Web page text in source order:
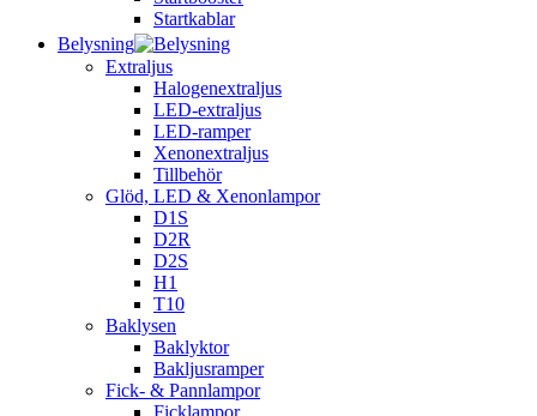
Startkablar
Belysning
Extraljus
Halogenextraljus
LED-extraljus
LED-ramper
Xenonextraljus
Tillbehör
Glöd, LED & Xenonlampor
D1S
D2R
D2S
H1
T10
Baklysen
Baklyktor
Bakljusramper
Fick- & Pannlampor
Ficklampor